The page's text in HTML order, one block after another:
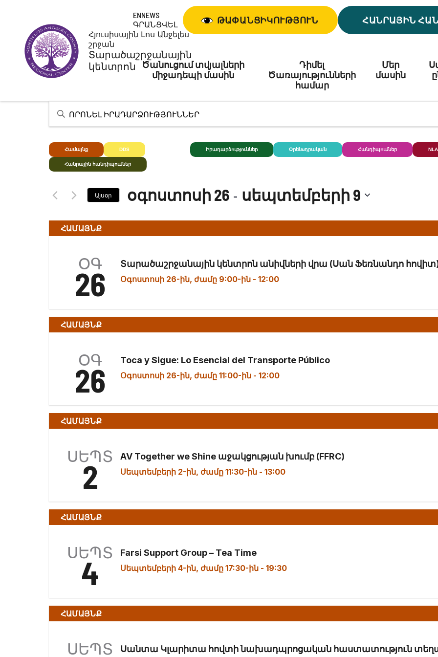
Հյուսիսային Լոս Անջելես
շրջան
Տարածաշրջանային
կենտրոն
ENNEWS
ԳՐԱՆՑՎԵԼ
ԹԱՓԱՆՑԻԿՈՒԹՅՈՒՆ ՀԱՆՐԱՅԻՆ
Ծանուցում տվյալների
միջադեպի մասին
Դիմել
Ծառայությունների
համար
Մեր
մասին
Մուտքագրեք
Իրադարձություններ
բանալի
բառով:
Համայնք DDS Իրադարձություններ Օրենսդրական Հանդիպումներ
Հանրային հանդիպումներ
Այսօր օգոստոսի 26 - սեպտեմբերի 9
ամսաթիվը:
ՀԱՄԱՅՆՔ
ՕԳ
26
Տարածաշրջանային կենտրոն անիվների վրա (Սան Ֆեռնանդո
Օգոստոսի 26-ին, ժամը 9:00-ին- 12:00
ՀԱՄԱՅՆՔ
ՕԳ
26
Toca y Sigue: Lo Esencial del Transporte Público
Օգոստոսի 26-ին, ժամը 11:00-ին- 12:00
ՀԱՄԱՅՆՔ
ՍԵՊՏ
2
AV Together we Shine աջակցության խումբ (FFRC)
Սեպտեմբերի 2-ին, ժամը 11:30-ին- 13:00
ՀԱՄԱՅՆՔ
ՍԵՊՏ
4
Farsi Support Group – Tea Time
Սեպտեմբերի 4-ին, ժամը 17:30-ին- 19:30
ՀԱՄԱՅՆՔ
ՍԵՊՏ Սանտա Կլարիտա հովտի նախադպրոցական հաստատություն